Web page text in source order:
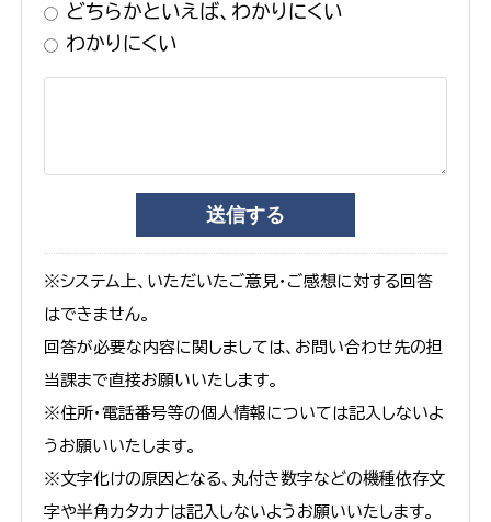
どちらかといえば、わかりにくい
わかりにくい
※システム上、いただいたご意見・ご感想に対する回答
はできません。
回答が必要な内容に関しましては、お問い合わせ先の担
当課まで直接お願いいたします。
※住所・電話番号等の個人情報については記入しないよ
うお願いいたします。
※文字化けの原因となる、丸付き数字などの機種依存文
字や半角カタカナは記入しないようお願いいたします。